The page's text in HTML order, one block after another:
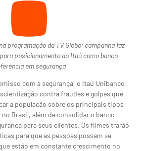
programação da TV Globo; campanha faz
posicionamento do Itaú como banco
em segurança
com a segurança, o Itaú Unibanco
contra fraudes e golpes que
a população sobre os principais tipos
Brasil, além de consolidar o banco
para seus clientes. Os filmes trarão
para que as pessoas possam se
estão em constante crescimento no